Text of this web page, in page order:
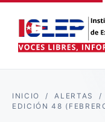
INICIO /ALERTAS
EDICIÓN 48